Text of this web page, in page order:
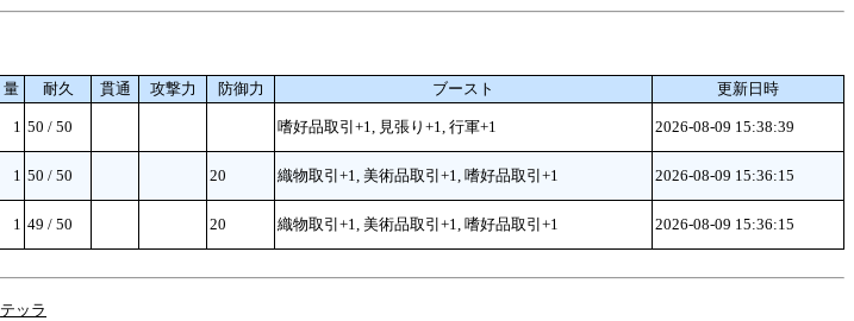
量 耐久 貫通 攻撃力 防御力 ブースト
更新日時
1 50 / 50 嗜好品取引+1, 見張り+1, 行軍+1 2026-08-09 15:38:39
1 50 / 50 20 織物取引+1, 美術品取引+1, 嗜好品取引+1 2026-08-09 15:36:15
1 49 / 50 20 織物取引+1, 美術品取引+1, 嗜好品取引+1 2026-08-09 15:36:15
テッラ